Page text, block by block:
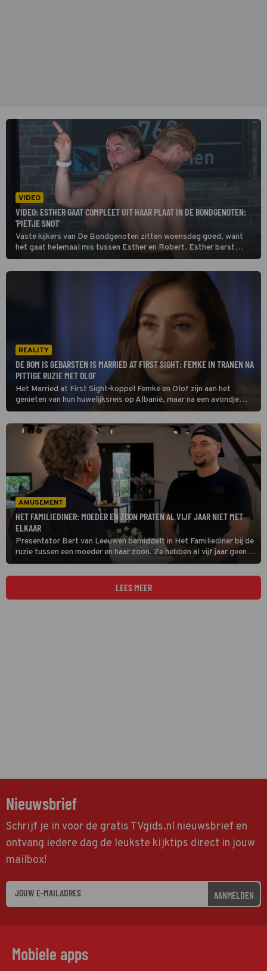
VIDEO
VIDEO: ESTHER GAAT COMPLEET UIT HAAR PLAAT IN DE BONDGENOTEN:
'PIETJE SNOT'
Vaste kijkers van De Bondgenoten zitten woensdag goed, want
het gaat helemaal mis tussen Esther en Robert. Esther barst
namelijk in zo'n enorme woede-uitbarsting uit dat ze schreeuwt,
wijst en echt geen enkel blad voor haar mond neemt.
REALITY
DE BOM IS GEBARSTEN IS MARRIED AT FIRST SIGHT: FEMKE IN TRANEN NA
PITTIGE RUZIE MET OLOF
Het Married at First Sight-koppel Femke en Olof zijn aan het
genieten van hun huwelijksreis op Albanië, maar na een avondje
cocktails drinken floept er bij Olof een hele onhandige opmerking
uit richting zijn vrouw.
AMUSEMENT
HET FAMILIEDINER: MOEDER EN ZOON PRATEN AL VIJF JAAR NIET MET
ELKAAR
Presentator Bert van Leeuwen bemiddelt in Het Familiediner bij de
ruzie tussen een moeder en haar zoon. Ze hebben al vijf jaar geen
contact meer en kleinzoon Wessel waagt via Bert een ultieme
poging om hen samen aan tafel te krijgen.
LEES MEER
Nieuwsbrief
Schrijf je in voor de gratis TVgids.nl nieuwsbrief en
ontvang iedere dag de leukste kijktips direct in jouw
mailbox!
AANMELDEN
Mobiele apps